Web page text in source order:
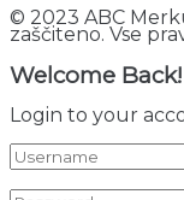
© 2023 ABC
zaščiteno. Vse
Welcome Back!
Login to your